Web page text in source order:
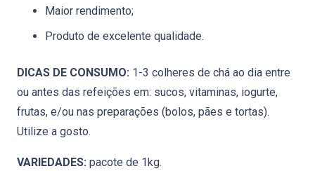
Maior rendimento;
Produto de excelente qualidade.
DICAS DE CONSUMO: 1-3 colheres de chá ao dia entre
ou antes das refeições em: sucos, vitaminas, iogurte,
frutas, e/ou nas preparações (bolos, pães e tortas).
Utilize a gosto.
VARIEDADES: pacote de 1kg.